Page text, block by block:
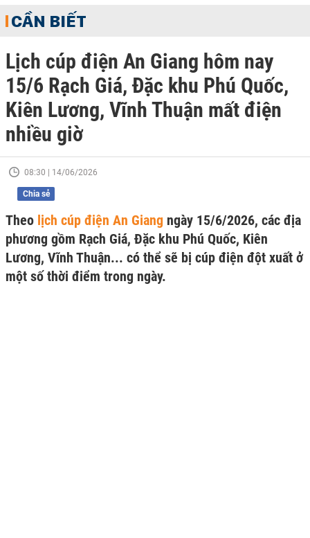
CẦN BIẾT
Lịch cúp điện An Giang hôm nay
15/6 Rạch Giá, Đặc khu Phú Quốc,
Kiên Lương, Vĩnh Thuận mất điện
nhiều giờ
08:30 | 14/06/2026
Chia sẻ
Theo lịch cúp điện An Giang ngày 15/6/2026, các địa
phương gồm Rạch Giá, Đặc khu Phú Quốc, Kiên
Lương, Vĩnh Thuận... có thể sẽ bị cúp điện đột xuất ở
một số thời điểm trong ngày.